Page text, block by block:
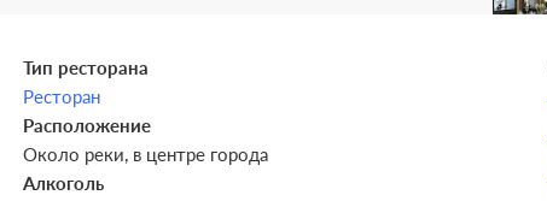
Тип ресторана
Ресторан
Расположение
Около реки, в центре города
Алкоголь